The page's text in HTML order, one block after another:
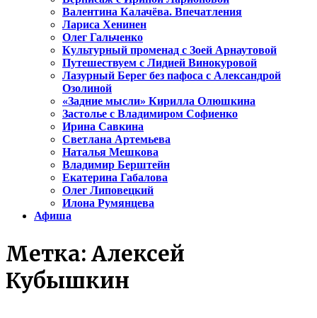
Валентина Калачёва. Впечатления
Лариса Хенинен
Олег Гальченко
Культурный променад с Зоей Арнаутовой
Путешествуем с Лидией Винокуровой
Лазурный Берег без пафоса с Александрой
Озолиной
«Задние мысли» Кирилла Олюшкина
Застолье с Владимиром Софиенко
Ирина Савкина
Светлана Артемьева
Наталья Мешкова
Владимир Берштейн
Екатерина Габалова
Олег Липовецкий
Илона Румянцева
Афиша
Метка: Алексей
Кубышкин